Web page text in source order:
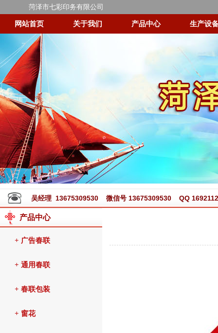
菏泽市七彩印务有限公司
网站首页 关于我们 产品中心 生产设
吴经理 13675309530 微信号 13675309530 QQ
产品中心
+ 广告春联
+ 通用春联
+ 春联包装
+ 窗花